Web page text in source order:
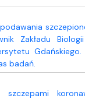
Zakładu
badań.
szczepami